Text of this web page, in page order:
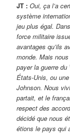
JT : Oui, ça l’a
système
jeu plus égal.
force militaire
avantages qu’ils
monde. Mais
payer la guerre
États-Unis, ou
Johnson. Nous
partait, et le
respect des
décidé que nous
étions le pays qui